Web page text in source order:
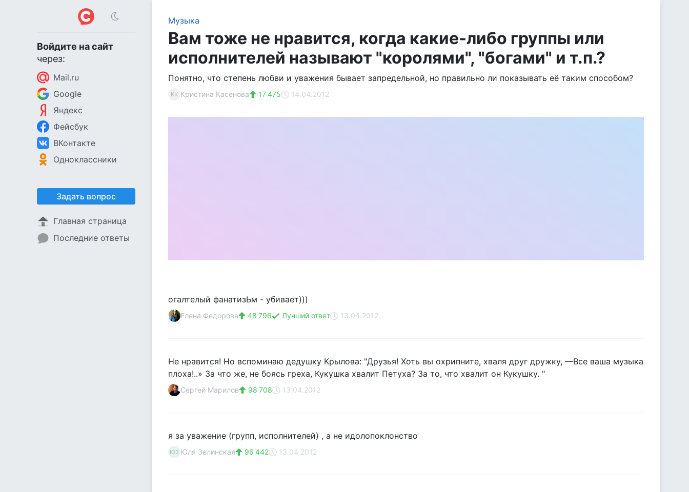
Войдите на сайт
через:
Mail.ru
Google
Яндекс
Фейсбук
ВКонтакте
Одноклассники
Задать вопрос
Главная страница
Последние ответы
Музыка
Вам тоже не нравится, когда какие-либо группы или
исполнителей называют "королями", "богами" и т.п.?
Понятно, что степень любви и уважения бывает запредельной, но правильно ли показывать её таким способом?
КК Кристина Касенова 17 475 14.04.2012
огалтелый фанатизЬм - убивает)))
Елена Федорова 48 796 Лучший ответ 13.04.2012
Не нравится! Но вспоминаю дедушку Крылова: "Друзья! Хоть вы охрипните, хваля друг дружку, —Все ваша музыка
плоха!..» За что же, не боясь греха, Кукушка хвалит Петуха? За то, что хвалит он Кукушку. "
Сергей Марилов 98 708 13.04.2012
я за уважение (групп, исполнителей) , а не идолопоклонство
ЮЗ Юля Зелинская 96 442 13.04.2012